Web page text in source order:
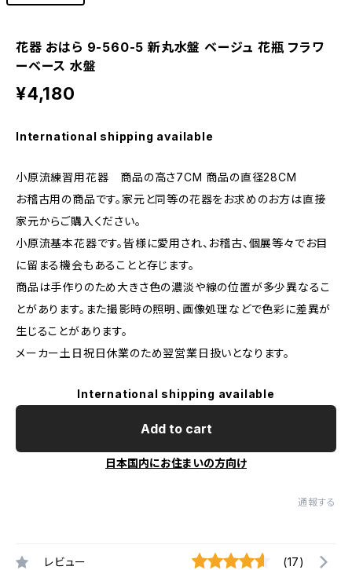
花器 おはら 9-560-5 新丸水盤 ベージュ 花瓶 フラワ
ーベース 水盤
¥4,180
International shipping available
小原流練習用花器 商品の高さ7CM 商品の直径28CM
お稽古用の商品です。家元と同等の花器をお求めのお方は直接
家元からご購入ください。
小原流基本花器です。皆様に愛用され、お稽古、個展等々でお目
に留まる機会もあることと存じます。
商品は手作りのため大きさ色の濃淡や線の位置が多少異なるこ
とがあります。また撮影時の照明、画像処理などで色彩に差異が
生じることがあります。
メーカー土日祝日休業のため翌営業日扱いとなります。
International shipping available
Add to cart
日本国内にお住まいの方向け
通報する
レビュー (17)